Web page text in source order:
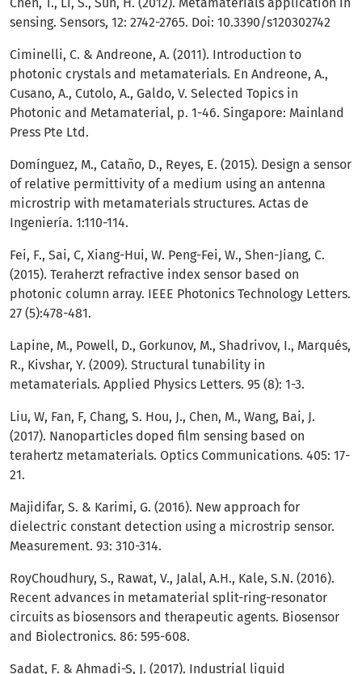
sensing. Sensors, 12: 2742-2765. Doi: 10.3390/s120302742
Ciminelli, C. & Andreone, A. (2011). Introduction to
photonic crystals and metamaterials. En Andreone, A.,
Cusano, A., Cutolo, A., Galdo, V. Selected Topics in
Photonic and Metamaterial, p. 1-46. Singapore: Mainland
Press Pte Ltd.
Domínguez, M., Cataño, D., Reyes, E. (2015). Design a sensor
of relative permittivity of a medium using an antenna
microstrip with metamaterials structures. Actas de
Ingeniería. 1:110-114.
Fei, F., Sai, C, Xiang-Hui, W. Peng-Fei, W., Shen-Jiang, C.
(2015). Teraherzt refractive index sensor based on
photonic column array. IEEE Photonics Technology Letters.
27 (5):478-481.
Lapine, M., Powell, D., Gorkunov, M., Shadrivov, I., Marqués,
R., Kivshar, Y. (2009). Structural tunability in
metamaterials. Applied Physics Letters. 95 (8): 1-3.
Liu, W, Fan, F, Chang, S. Hou, J., Chen, M., Wang, Bai, J.
(2017). Nanoparticles doped film sensing based on
terahertz metamaterials. Optics Communications. 405: 17-
21.
Majidifar, S. & Karimi, G. (2016). New approach for
dielectric constant detection using a microstrip sensor.
Measurement. 93: 310-314.
RoyChoudhury, S., Rawat, V., Jalal, A.H., Kale, S.N. (2016).
Recent advances in metamaterial split-ring-resonator
circuits as biosensors and therapeutic agents. Biosensor
and Biolectronics. 86: 595-608.
Sadat, F. & Ahmadi-S, J. (2017). Industrial liquid